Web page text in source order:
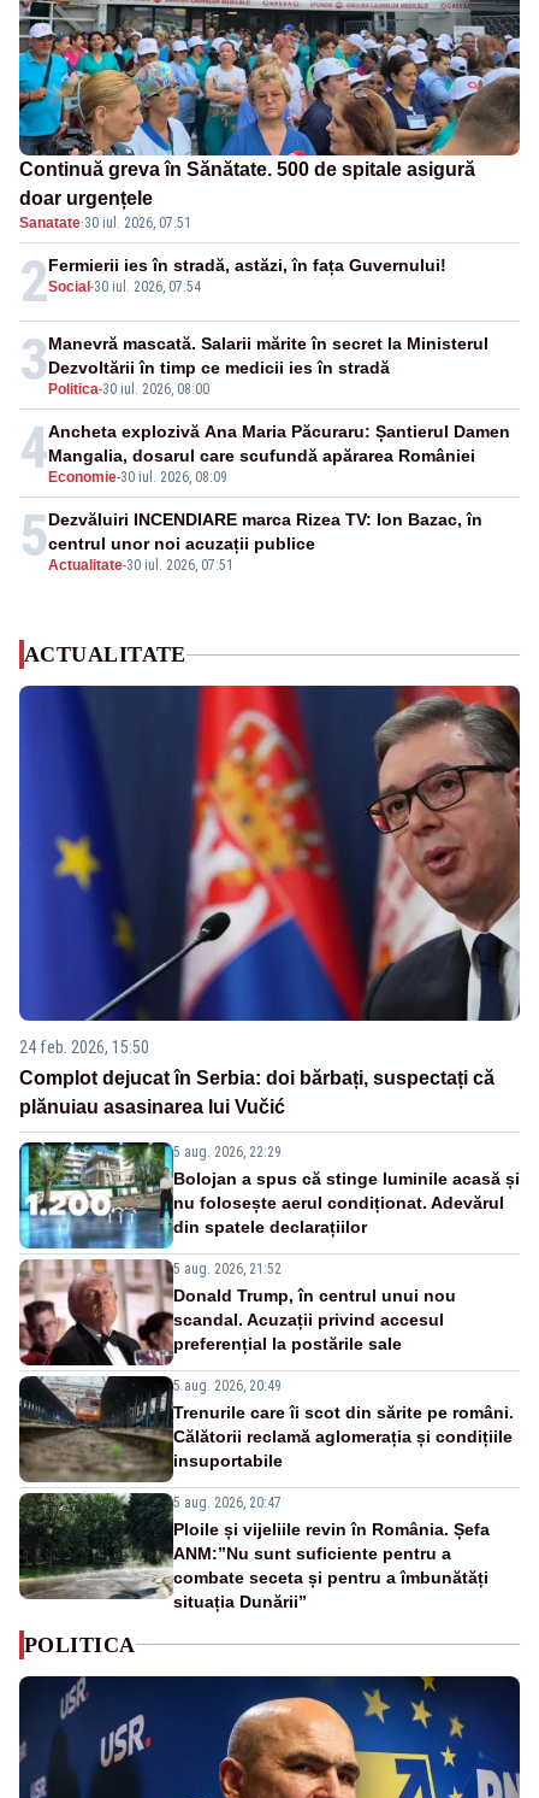
Continuă greva în Sănătate. 500 de spitale asigură
doar urgențele
Sanatate·30 iul. 2026, 07:51
2Social -30 iul. 2026, 07:54
Fermierii ies în stradă, astăzi, în fața Guvernului!
3 Politica-30 iul. 2026, 08:00
Manevră mascată. Salarii mărite în secret la Ministerul
Dezvoltării în timp ce medicii ies în stradă
4 Economie-30 iul. 2026, 08:09
Ancheta explozivă Ana Maria Păcuraru: Șantierul Damen
Mangalia, dosarul care scufundă apărarea României
5Actualitate-30 iul. 2026, 07:51
Dezvăluiri INCENDIARE marca Rizea TV: Ion Bazac, în
centrul unor noi acuzații publice
ACTUALITATE
24 feb. 2026, 15:50
Complot dejucat în Serbia: doi bărbați, suspectați că
plănuiau asasinarea lui Vučić
5 aug. 2026, 22:29
Bolojan a spus că stinge luminile acasă și
nu folosește aerul condiționat. Adevărul
din spatele declarațiilor
5 aug. 2026, 21:52
Donald Trump, în centrul unui nou
scandal. Acuzații privind accesul
preferențial la postările sale
5 aug. 2026, 20:49
Trenurile care îi scot din sărite pe români.
Călătorii reclamă aglomerația și condițiile
insuportabile
5 aug. 2026, 20:47
Ploile și vijeliile revin în România. Șefa
ANM:”Nu sunt suficiente pentru a
combate seceta și pentru a îmbunătăți
situația Dunării”
POLITICA